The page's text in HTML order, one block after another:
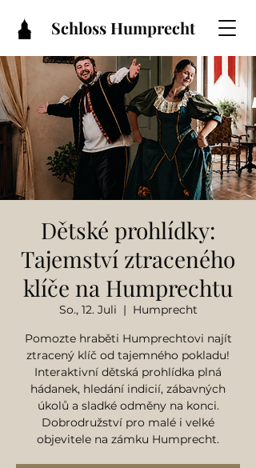
Schloss Humprecht
Dětské prohlídky:
Tajemství ztraceného
klíče na Humprechtu
So., 12. Juli
  |
Humprecht
Pomozte hraběti Humprechtovi najít
ztracený klíč od tajemného pokladu!
Interaktivní dětská prohlídka plná
hádanek, hledání indicií, zábavných
úkolů a sladké odměny na konci.
Dobrodružství pro malé i velké
objevitele na zámku Humprecht.